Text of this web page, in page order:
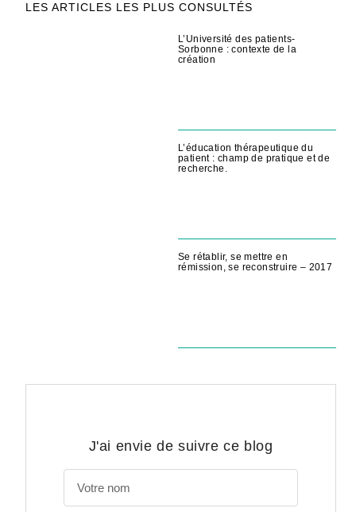
J'ai envie de suivre ce blog
LES ARTICLES LES PLUS CONSULTÉS
L’Université des patients-
Sorbonne : contexte de la
création
L’éducation thérapeutique du
patient : champ de pratique et de
recherche.
Se rétablir, se mettre en
rémission, se reconstruire – 2017